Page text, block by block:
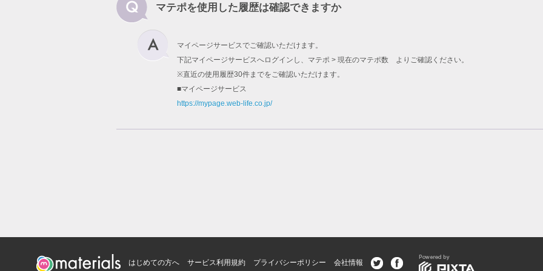
マテポを使用した履歴は確認できますか
マイページサービスでご確認いただけます。
下記マイページサービスへログインし、マテポ > 現在のマテポ数 よりご確認ください。
※直近の使用履歴30件までをご確認いただけます。
■マイページサービス
https://mypage.web-life.co.jp/
はじめての方へ サービス利用規約 プライバシーポリシー 会社情報